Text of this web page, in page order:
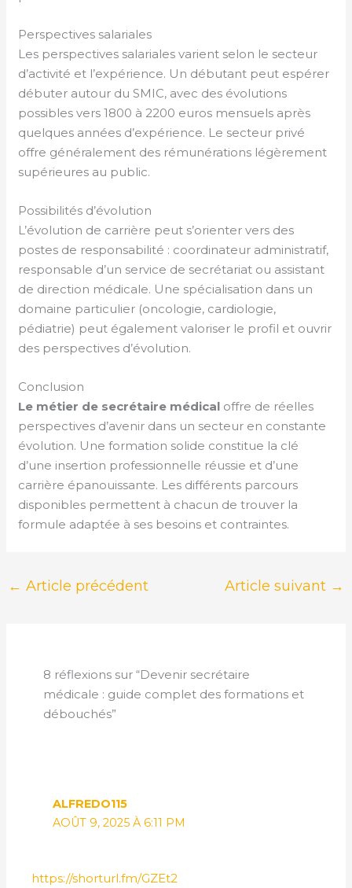
Perspectives salariales
Les perspectives salariales varient selon le secteur
d’activité et l’expérience. Un débutant peut espérer
débuter autour du SMIC, avec des évolutions
possibles vers 1800 à 2200 euros mensuels après
quelques années d’expérience. Le secteur privé
offre généralement des rémunérations légèrement
supérieures au public.
Possibilités d’évolution
L’évolution de carrière peut s’orienter vers des
postes de responsabilité : coordinateur administratif,
responsable d’un service de secrétariat ou assistant
de direction médicale. Une spécialisation dans un
domaine particulier (oncologie, cardiologie,
pédiatrie) peut également valoriser le profil et ouvrir
des perspectives d’évolution.
Conclusion
Le métier de secrétaire médical offre de réelles
perspectives d’avenir dans un secteur en constante
évolution. Une formation solide constitue la clé
d’une insertion professionnelle réussie et d’une
carrière épanouissante. Les différents parcours
disponibles permettent à chacun de trouver la
formule adaptée à ses besoins et contraintes.
← Article précédent Article suivant →
8 réflexions sur “Devenir secrétaire
médicale : guide complet des formations et
débouchés”
ALFREDO115
AOÛT 9, 2025 À 6:11 PM
https://shorturl.fm/GZEt2